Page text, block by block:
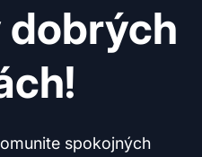
dobrých
spokojných